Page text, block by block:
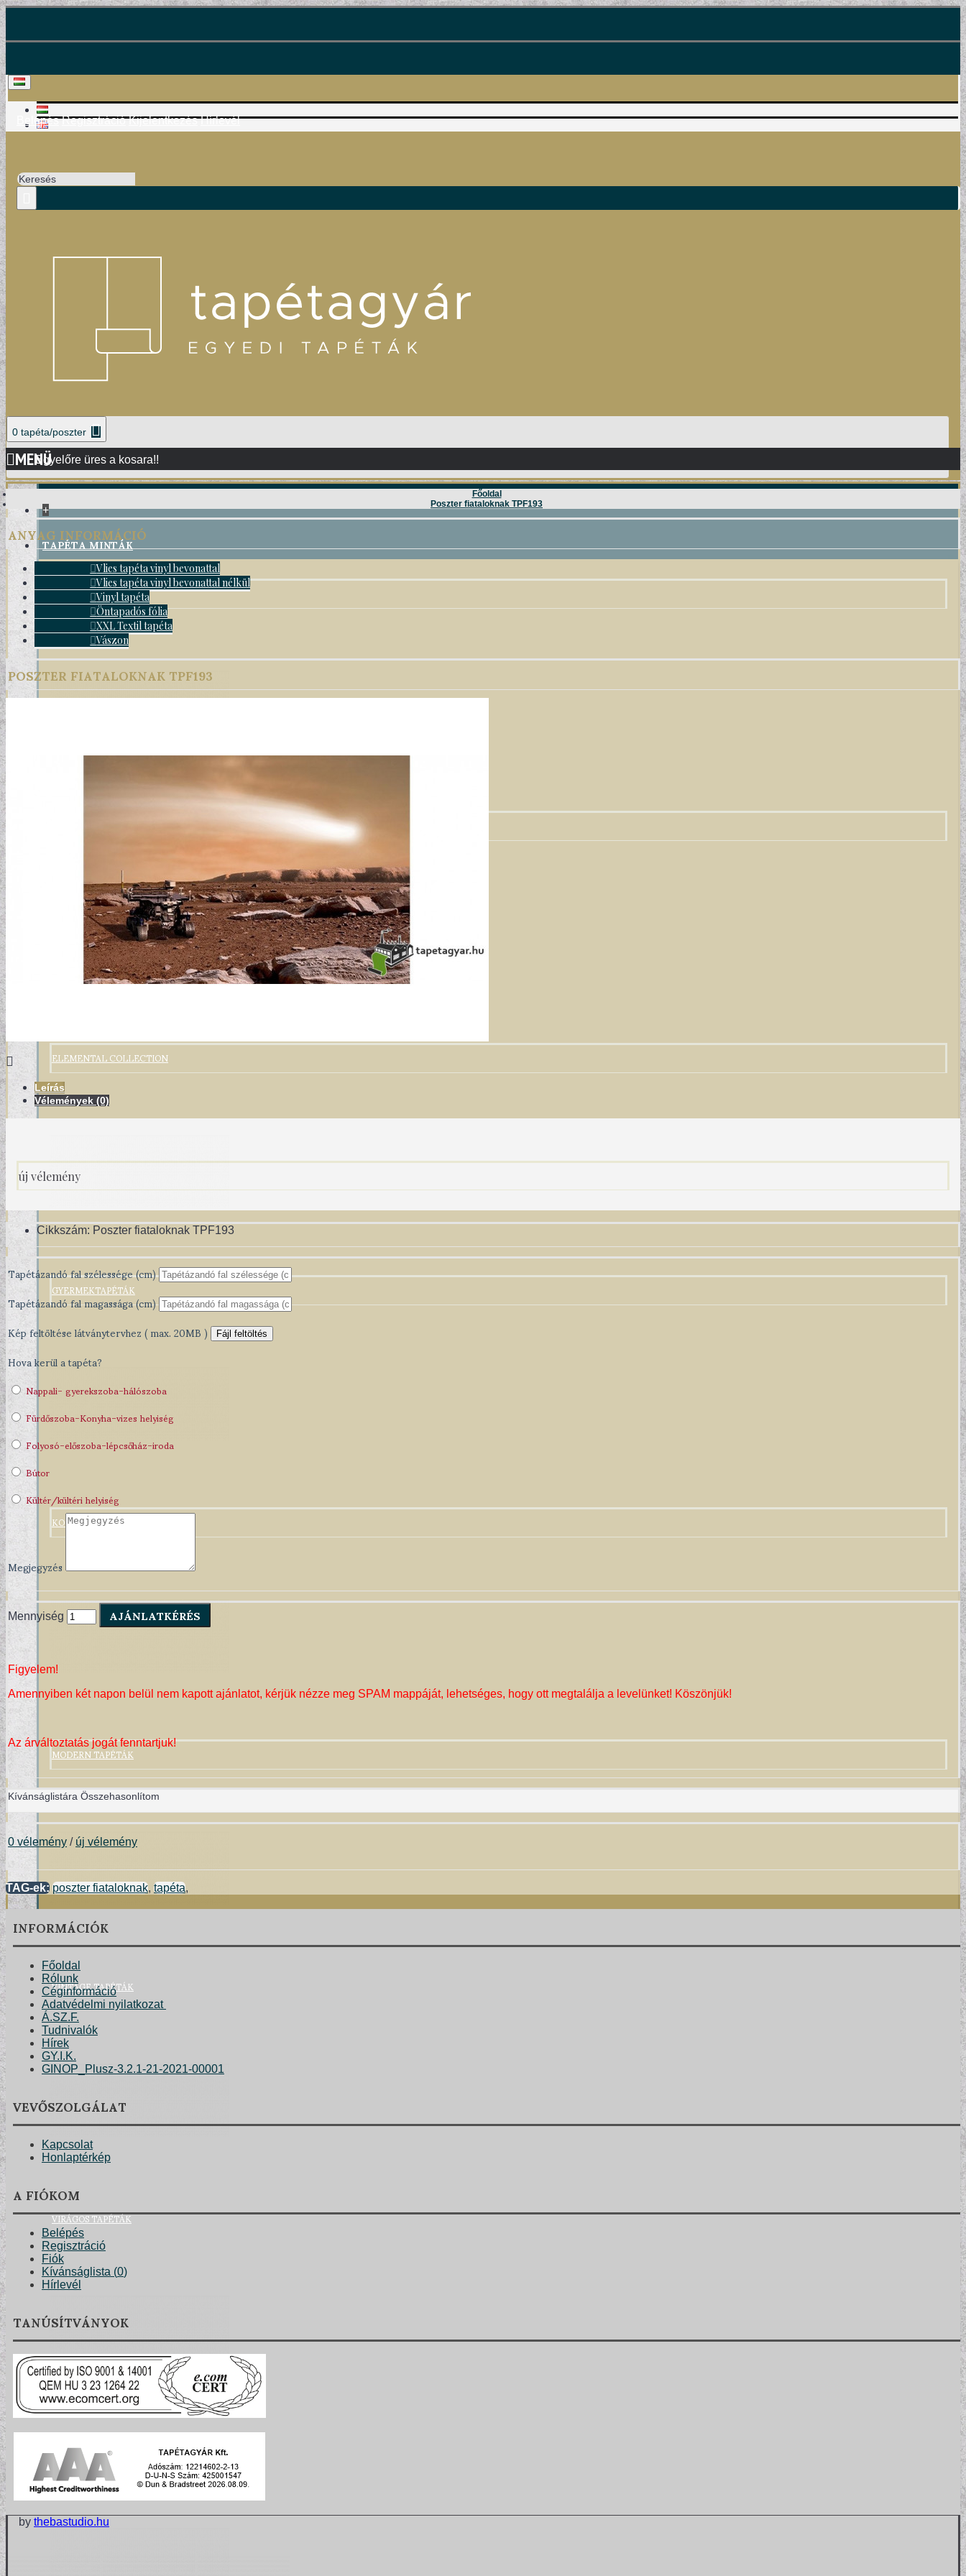
Belépés Regisztráció Kijelentkezés Hírlevél
0 tapéta/poszter
Egyelőre üres a kosara!!
MENÜ
+
TAPÉTA MINTÁK
DAMASK TAPÉTÁK
ELEMENTAL COLLECTION
GYERMEKTAPÉTÁK
KONYHA DESIGN TIPP
MODERN TAPÉTÁK
VINTAGE TAPÉTÁK
VIRÁGOS TAPÉTÁK
TERVEZŐI KOLLEKCIÓINK
Főoldal
Poszter fiataloknak TPF193
ANYAG INFORMÁCIÓ
Vlies tapéta vinyl bevonattal
Vlies tapéta vinyl bevonattal nélkül
Vinyl tapéta
Öntapadós fólia
XXL Textil tapéta
Vászon
POSZTER FIATALOKNAK TPF193
Leírás
Vélemények (0)
új vélemény
Cikkszám: Poszter fiataloknak TPF193
Tapétázandó fal szélessége (cm)
Tapétázandó fal magassága (cm)
Kép feltöltése látványtervhez ( max. 20MB )
Fájl feltöltés
Hova kerül a tapéta?
Nappali- gyerekszoba-hálószoba
Fürdőszoba-Konyha-vizes helyiség
Folyosó-előszoba-lépcsőház-iroda
Bútor
Kültér/kültéri helyiség
Megjegyzés
Mennyiség AJÁNLATKÉRÉS
Figyelem!
Amennyiben két napon belül nem kapott ajánlatot, kérjük nézze meg SPAM mappáját, lehetséges, hogy ott megtalálja a levelünket! Köszönjük!
Az árváltoztatás jogát fenntartjuk!
Kívánságlistára Összehasonlítom
0 vélemény / új vélemény
TAG-ek: poszter fiataloknak, tapéta,
INFORMÁCIÓK
Főoldal
Rólunk
Céginformáció
Adatvédelmi nyilatkozat
Á.SZ.F.
Tudnivalók
Hírek
GY.I.K.
GINOP_Plusz-3.2.1-21-2021-00001
VEVŐSZOLGÁLAT
Kapcsolat
Honlaptérkép
A FIÓKOM
Belépés
Regisztráció
Fiók
Kívánságlista (0)
Hírlevél
TANÚSÍTVÁNYOK
by thebastudio.hu